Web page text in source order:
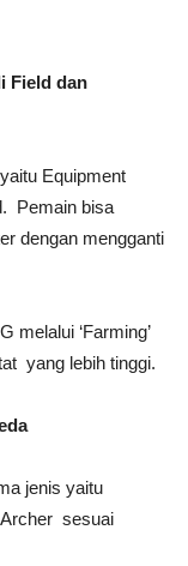
Field dan
Equipment
Pemain bisa
dengan mengganti
melalui ‘Farming’
yang lebih tinggi.
jenis yaitu
Archer sesuai